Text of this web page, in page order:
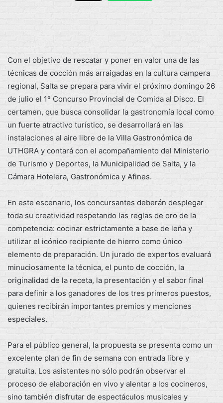
Con el objetivo de rescatar y poner en valor una de las
técnicas de cocción más arraigadas en la cultura campera
regional, Salta se prepara para vivir el próximo domingo 26
de julio el 1º Concurso Provincial de Comida al Disco. El
certamen, que busca consolidar la gastronomía local como
un fuerte atractivo turístico, se desarrollará en las
instalaciones al aire libre de la Villa Gastronómica de
UTHGRA y contará con el acompañamiento del Ministerio
de Turismo y Deportes, la Municipalidad de Salta, y la
Cámara Hotelera, Gastronómica y Afines.
En este escenario, los concursantes deberán desplegar
toda su creatividad respetando las reglas de oro de la
competencia: cocinar estrictamente a base de leña y
utilizar el icónico recipiente de hierro como único
elemento de preparación. Un jurado de expertos evaluará
minuciosamente la técnica, el punto de cocción, la
originalidad de la receta, la presentación y el sabor final
para definir a los ganadores de los tres primeros puestos,
quienes recibirán importantes premios y menciones
especiales.
Para el público general, la propuesta se presenta como un
excelente plan de fin de semana con entrada libre y
gratuita. Los asistentes no sólo podrán observar el
proceso de elaboración en vivo y alentar a los cocineros,
sino también disfrutar de espectáculos musicales y